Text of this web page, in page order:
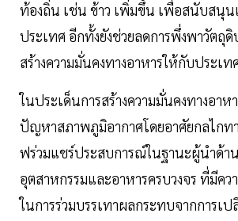
ท้องถิ่น เช่น ข้าว เพิ่มขึ้น เพื่อสนับสนุน
ประเทศ อีกทั้งยังช่วยลดการพึ่งพาวัตถุดิ
สร้างความมั่นคงทางอาหารให้กับประเ
ในประเด็นการสร้างความมั่นคงทางอาห
ปัญหาสภาพภูมิอากาศโดยอาศัยกลไกท
ฟร่วมแชร์ประสบการณ์ในฐานะผู้นำด้า
อุตสาหกรรมและอาหารครบวงจร ที่มีค
ในการร่วมบรรเทาผลกระทบจากการเ